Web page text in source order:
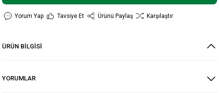
Yorum Yap Tavsiye Et Ürünü Paylaş Karşılaştır
ÜRÜN BİLGİSİ
YORUMLAR